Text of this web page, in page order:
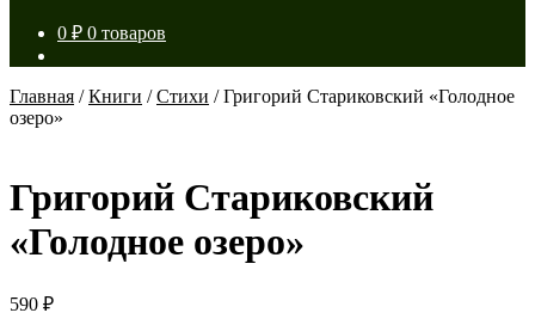
0 ₽ 0 товаров
Главная /Книги /Стихи /Григорий Стариковский «Голодное
озеро»
Григорий Стариковский
«Голодное озеро»
590 ₽